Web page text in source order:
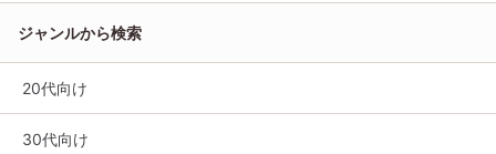
ジャンルから検索
20代向け
30代向け